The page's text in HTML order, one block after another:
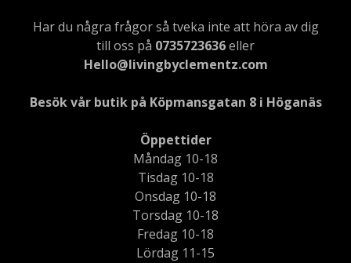
Har du några frågor så tveka inte att höra av dig
till oss på 0735723636eller
Hello@livingbyclementz.com
Besök vår butik på Köpmansgatan 8 i Höganäs
Öppettider
Måndag 10-18
Tisdag 10-18
Onsdag 10-18
Torsdag 10-18
Fredag 10-18
Lördag 11-15